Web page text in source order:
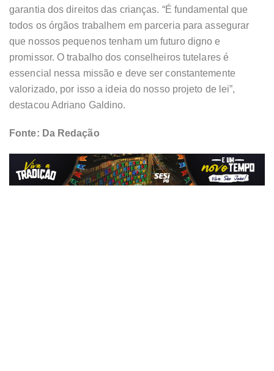
garantia dos direitos das crianças. “É fundamental que
todos os órgãos trabalhem em parceria para assegurar
que nossos pequenos tenham um futuro digno e
promissor. O trabalho dos conselheiros tutelares é
essencial nessa missão e deve ser constantemente
valorizado, por isso a ideia do nosso projeto de lei”,
destacou Adriano Galdino.
Fonte: Da Redação